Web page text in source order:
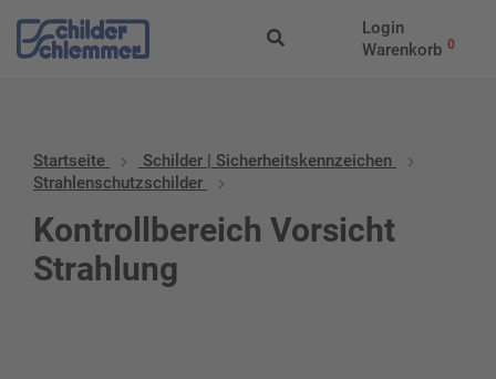
Login
Warenkorb 0
Startseite
Schilder | Sicherheitskennzeichen
Strahlenschutzschilder
Kontrollbereich Vorsicht
Strahlung